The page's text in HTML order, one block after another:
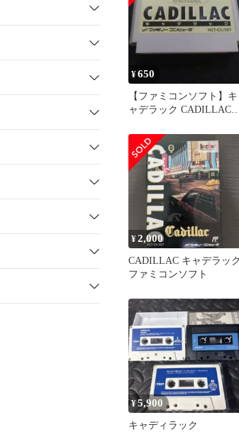
¥650
【ファミコンソフト】キ
ャデラック CADILLAC
¥2,000
CADILLAC キャデラック
ファミコンソフト
¥5,900
キャディラック